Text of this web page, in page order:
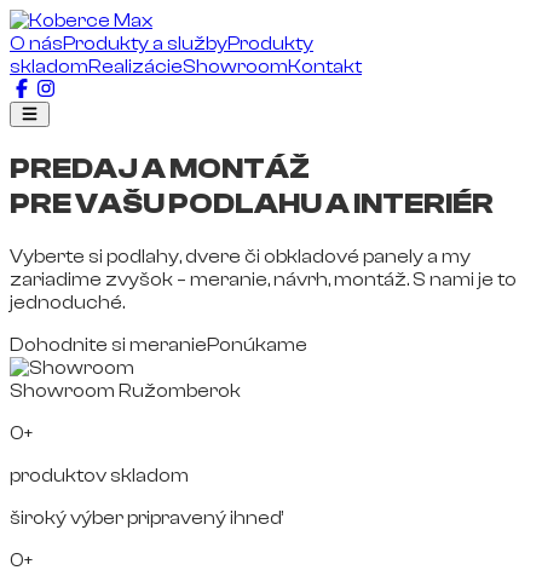
O násProdukty a službyProdukty
skladomRealizácieShowroomKontakt
PREDAJ A MONTÁŽ
PRE VAŠU PODLAHU A INTERIÉR
Vyberte si podlahy, dvere či obkladové panely a my
zariadime zvyšok – meranie, návrh, montáž. S nami je to
jednoduché.
Dohodnite si meraniePonúkame
Showroom Ružomberok
0+
produktov skladom
široký výber pripravený ihneď
0+